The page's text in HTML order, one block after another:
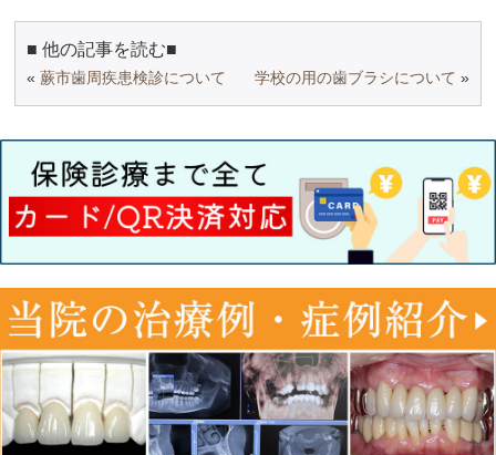
■ 他の記事を読む■
«蕨市歯周疾患検診について 学校の用の歯ブラシについて »